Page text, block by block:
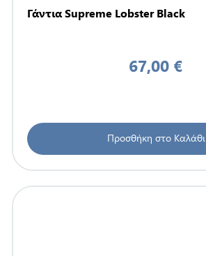
Γάντια Supreme Lobster Black
67,00 €
Προσθήκη στο Καλάθι